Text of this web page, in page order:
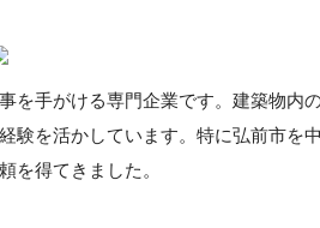
を手がける専門企業です。建築物内
験を活かしています。特に弘前市を
を得てきました。